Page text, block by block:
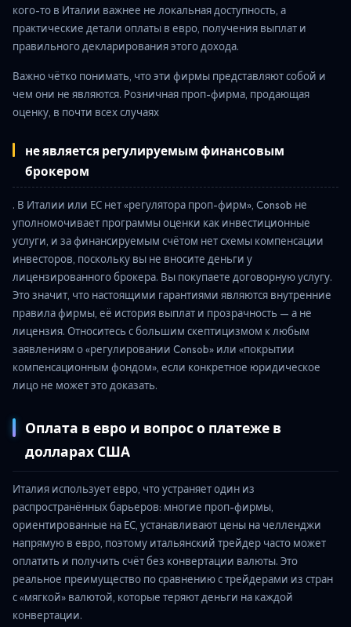
кого-то в Италии важнее не локальная доступность, а
практические детали оплаты в евро, получения выплат и
правильного декларирования этого дохода.
Важно чётко понимать, что эти фирмы представляют собой и
чем они не являются. Розничная проп-фирма, продающая
оценку, в почти всех случаях
не является регулируемым финансовым
брокером
. В Италии или ЕС нет «регулятора проп-фирм», Consob не
уполномочивает программы оценки как инвестиционные
услуги, и за финансируемым счётом нет схемы компенсации
инвесторов, поскольку вы не вносите деньги у
лицензированного брокера. Вы покупаете договорную услугу.
Это значит, что настоящими гарантиями являются внутренние
правила фирмы, её история выплат и прозрачность — а не
лицензия. Относитесь с большим скептицизмом к любым
заявлениям о «регулировании Consob» или «покрытии
компенсационным фондом», если конкретное юридическое
лицо не может это доказать.
Оплата в евро и вопрос о платеже в
долларах США
Италия использует евро, что устраняет один из
распространённых барьеров: многие проп-фирмы,
ориентированные на ЕС, устанавливают цены на челленджи
напрямую в евро, поэтому итальянский трейдер часто может
оплатить и получить счёт без конвертации валюты. Это
реальное преимущество по сравнению с трейдерами из стран
с «мягкой» валютой, которые теряют деньги на каждой
конвертации.